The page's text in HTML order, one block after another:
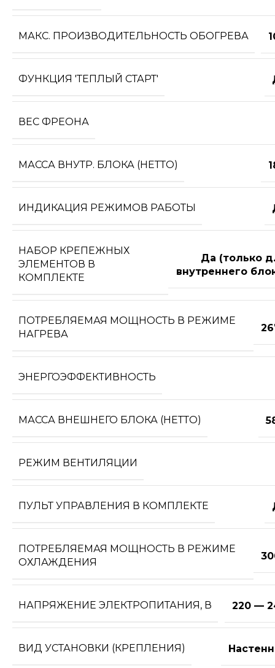
МАКС. ПРОИЗВОДИТЕЛЬНОСТЬ ОБОГРЕВА
ФУНКЦИЯ 'ТЕПЛЫЙ СТАРТ'
ВЕС ФРЕОНА
МАССА ВНУТР. БЛОКА (НЕТТО)
ИНДИКАЦИЯ РЕЖИМОВ РАБОТЫ
НАБОР КРЕПЕЖНЫХ
ЭЛЕМЕНТОВ В
КОМПЛЕКТЕ
Да (только
внутреннего
ПОТРЕБЛЯЕМАЯ МОЩНОСТЬ В РЕЖИМЕ
НАГРЕВА
ЭНЕРГОЭФФЕКТИВНОСТЬ
МАССА ВНЕШНЕГО БЛОКА (НЕТТО)
РЕЖИМ ВЕНТИЛЯЦИИ
ПУЛЬТ УПРАВЛЕНИЯ В КОМПЛЕКТЕ
ПОТРЕБЛЯЕМАЯ МОЩНОСТЬ В РЕЖИМЕ
ОХЛАЖДЕНИЯ
НАПРЯЖЕНИЕ ЭЛЕКТРОПИТАНИЯ, В 220 —
ВИД УСТАНОВКИ (КРЕПЛЕНИЯ)